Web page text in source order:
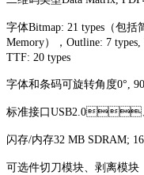
字体Bitmap: 21 types（包括
Memory），Outline: 7
TTF: 20 types
字体和条码可旋转角度0°,
标准接口USB2.0
闪存/内存32 MB SDRAM;
可选件切刀模块、剥离模块